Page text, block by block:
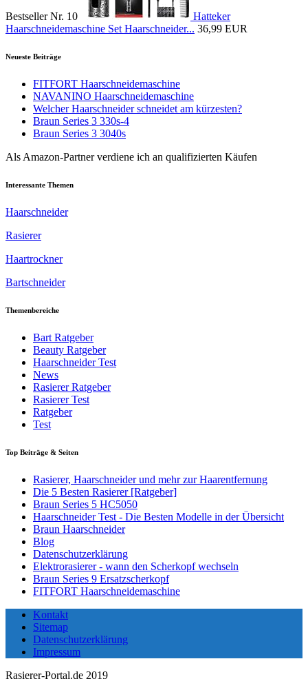
Bestseller Nr. 10
Hatteker
Haarschneidemaschine Set Haarschneider... 36,99 EUR
Neueste Beiträge
FITFORT Haarschneidemaschine
NAVANINO Haarschneidemaschine
Welcher Haarschneider schneidet am kürzesten?
Braun Series 3 330s-4
Braun Series 3 3040s
Als Amazon-Partner verdiene ich an qualifizierten Käufen
Interessante Themen
Haarschneider
Rasierer
Haartrockner
Bartschneider
Themenbereiche
Bart Ratgeber
Beauty Ratgeber
Haarschneider Test
News
Rasierer Ratgeber
Rasierer Test
Ratgeber
Test
Top Beiträge & Seiten
Rasierer, Haarschneider und mehr zur Haarentfernung
Die 5 Besten Rasierer [Ratgeber]
Braun Series 5 HC5050
Haarschneider Test - Die Besten Modelle in der Übersicht
Braun Haarschneider
Blog
Datenschutzerklärung
Elektrorasierer - wann den Scherkopf wechseln
Braun Series 9 Ersatzscherkopf
FITFORT Haarschneidemaschine
Kontakt
Sitemap
Datenschutzerklärung
Impressum
Rasierer-Portal.de 2019